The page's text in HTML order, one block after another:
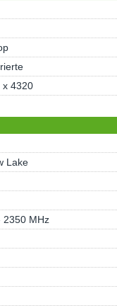
x 4320
Lake
2350 MHz